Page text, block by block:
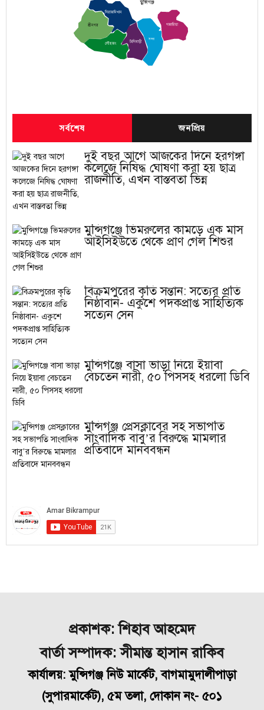
শ্রীনগর
সিরাজদিখান
টংগিবাড়ী
সদর
গজারিয়া
লৌহজং
মুন্সিগঞ্জ
সর্বশেষ জনপ্রিয়
দুই বছর আগে আজকের দিনে হরগঙ্গা
কলেজে নিষিদ্ধ ঘোষণা করা হয় ছাত্র
রাজনীতি, এখন বাস্তবতা ভিন্ন
মুন্সিগঞ্জে ভিমরুলের কামড়ে এক মাস
আইসিইউতে থেকে প্রাণ গেল শিশুর
বিক্রমপুরের কৃতি সন্তান: সত্যের প্রতি
নিষ্ঠাবান- একুশে পদকপ্রাপ্ত সাহিত্যিক
সত্যেন সেন
মুন্সিগঞ্জে বাসা ভাড়া নিয়ে ইয়াবা
বেচতেন নারী, ৫০ পিসসহ ধরলো ডিবি
মুন্সিগঞ্জ প্রেসক্লাবের সহ সভাপতি
সাংবাদিক বাবু’র বিরুদ্ধে মামলার
প্রতিবাদে মানববন্ধন
প্রকাশক: শিহাব আহমেদ
বার্তা সম্পাদক: সীমান্ত হাসান রাকিব
কার্যালয়: মুন্সিগঞ্জ নিউ মার্কেট, বাগমামুদালীপাড়া
(সুপারমার্কেট), ৫ম তলা, দোকান নং- ৫০১